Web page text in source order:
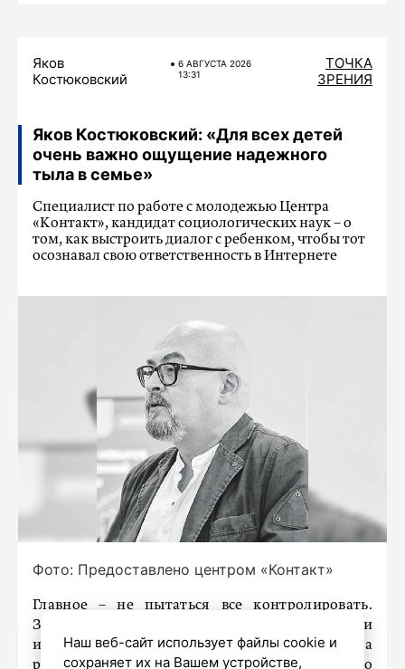
Яков
Костюковский
6 АВГУСТА 2026
13:31
ТОЧКА
ЗРЕНИЯ
Яков Костюковский: «Для всех детей
очень важно ощущение надежного
тыла в семье»
Специалист по работе с молодежью Центра
«Контакт», кандидат социологических наук – о
том, как выстроить диалог с ребенком, чтобы тот
осознавал свою ответственность в Интернете
Фото: Предоставлено центром «Контакт»
Главное – не пытаться все контролировать.
Задавайте рамки, объясняйте, почему то или
иное действие – это плохо, неправильно, тогда
ребенок будет понимать, когда он что‑то
Наш веб-сайт использует файлы cookie и
сохраняет их на Вашем устройстве,